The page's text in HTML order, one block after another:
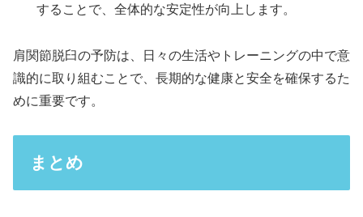
することで、全体的な安定性が向上します。
肩関節脱臼の予防は、日々の生活やトレーニングの中で意
識的に取り組むことで、長期的な健康と安全を確保するた
めに重要です。
まとめ